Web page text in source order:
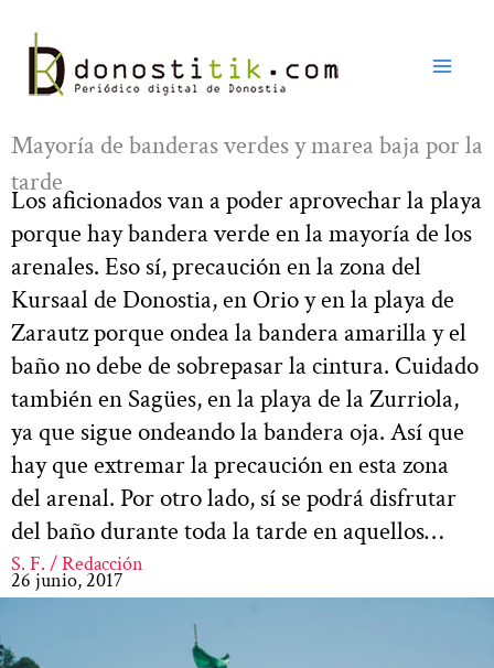
contenido
Mayoría de banderas verdes y marea baja por la
tarde
Los aficionados van a poder aprovechar la playa
porque hay bandera verde en la mayoría de los
arenales. Eso sí, precaución en la zona del
Kursaal de Donostia, en Orio y en la playa de
Zarautz porque ondea la bandera amarilla y el
baño no debe de sobrepasar la cintura. Cuidado
también en Sagües, en la playa de la Zurriola,
ya que sigue ondeando la bandera oja. Así que
hay que extremar la precaución en esta zona
del arenal. Por otro lado, sí se podrá disfrutar
del baño durante toda la tarde en aquellos…
S. F. / Redacción
26 junio, 2017